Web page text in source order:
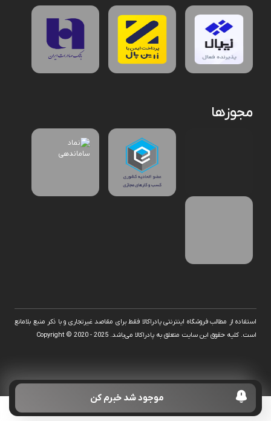
موجود شد خبرم کن
مجوزها
استفاده از مطالب فروشگاه اینترنتی پادراکالا فقط برای مقاصد غیرتجاری و با ذکر منبع بلامانع
است. کلیه حقوق این سایت متعلق به پادراکالا می‌باشد. Copyright © 2020 - 2025